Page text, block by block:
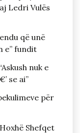
Ledri Vulës
që unë
e” fundit
nuk e
se ai”
për
Shefqet